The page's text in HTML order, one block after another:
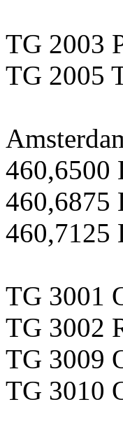
TG 2003
TG 2005
460,6500
460,6875
460,7125
TG 3001
TG 3002
TG 3009
TG 3010